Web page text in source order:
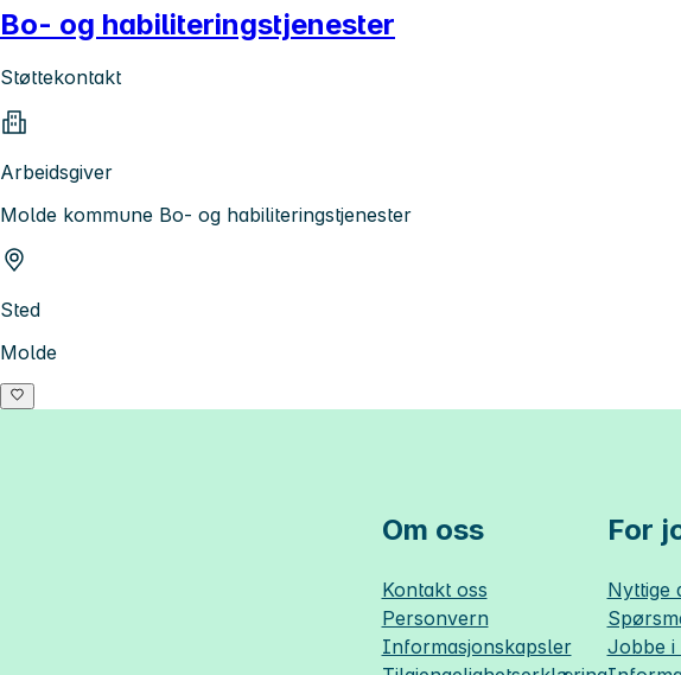
Bo- og habiliteringstjenester
Støttekontakt
Arbeidsgiver
Molde kommune Bo- og habiliteringstjenester
Sted
Molde
Om oss
Kontakt oss
Personvern
Informasjonskapsler
For
Nyttige
Jobbe i